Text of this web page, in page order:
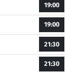
19:00
19:00
21:30
21:30